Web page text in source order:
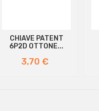
CHIAVE PATENT
6P2D OTTONE...
Prezzo
3,70 €